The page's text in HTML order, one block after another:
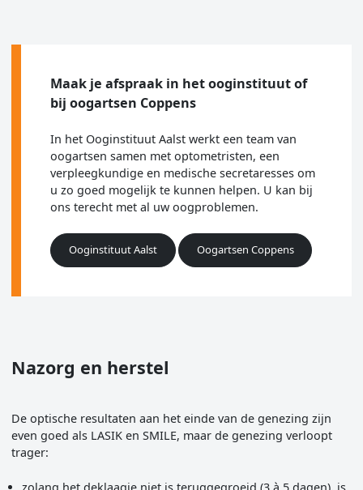
Maak je afspraak in het ooginstituut of
bij oogartsen Coppens
In het Ooginstituut Aalst werkt een team van
oogartsen samen met optometristen, een
verpleegkundige en medische secretaresses om
u zo goed mogelijk te kunnen helpen. U kan bij
ons terecht met al uw oogproblemen.
Ooginstituut Aalst Oogartsen Coppens
Nazorg en herstel
De optische resultaten aan het einde van de genezing zijn
even goed als LASIK en SMILE, maar de genezing verloopt
trager: